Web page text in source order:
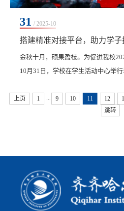
31 / 2025-10
金秋十月，硕果盈枝。为促进我校
10月31日，学校在学生活动中心举
学院院长、书记，专业负责人、生涯
生参加。招聘会由学生发展中心主
上页 1 ... 9 10 11 12
跳转